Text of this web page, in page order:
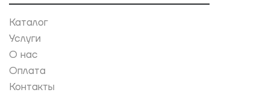
Каталог
Услуги
О нас
Оплата
Контакты